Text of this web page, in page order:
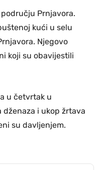
Prnjavora.
kući u selu
Njegovo
koji su obavijestili
u četvrtak u
dženaza i ukop žrtava
su davljenjem.